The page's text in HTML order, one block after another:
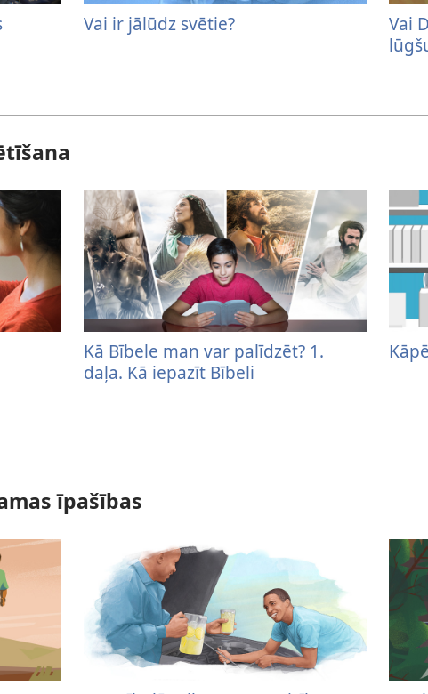
Vai ir jālūdz svētie?
Vai
Kā Bībele man var palīdzēt? 1.
daļa. Kā iepazīt Bībeli
īpašības